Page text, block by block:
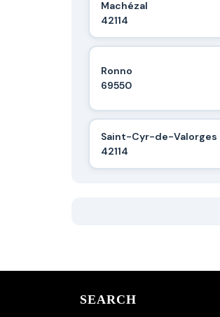
Machézal
42114
Ronno
69550
Saint-Cyr-de-Valorges
42114
SEARCH